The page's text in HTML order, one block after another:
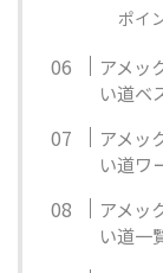
ポイ
アメッ
い道ベ
アメッ
い道ワ
アメッ
い道一